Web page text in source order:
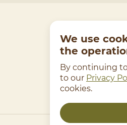
Developed
We use
the
By continuing
to our Privacy
cookies.